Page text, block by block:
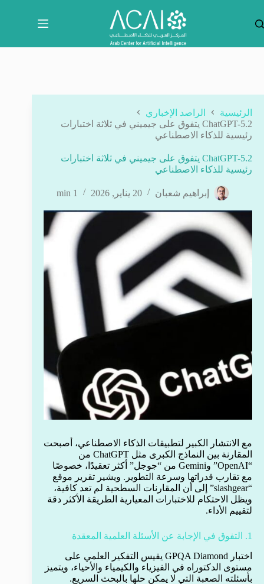
المحتوى
الرئيسية
الراصد الإخباري
ChatGPT-5.2 يتفوق على جيميني في ثلاثة اختبارات
رئيسية للذكاء الاصطناعي
ChatGPT-5.2 يتفوق على جيميني في ثلاثة اختبارات
رئيسية للذكاء الاصطناعي
إبراهيم شعبان 20 يناير, 2026 1 min
مع الانتشار الكبير لتطبيقات الذكاء الاصطناعي، أصبحت
المقارنة بين النماذج الكبرى مثل ChatGPT من
“OpenAI” وGemini من “جوجل” أكثر تعقيدًا، خصوصًا
مع تقارب قدراتها وسرعة التطوير. ويشير تقرير موقع
“slashgear” إلى أن المقارنات السطحية لم تعد كافية،
ويظل الاحتكام للاختبارات المعيارية الطريقة الأكثر دقة
لتقييم الأداء.
1. التفوق في الإجابة عن الأسئلة العلمية المعقدة
اختبار GPQA Diamond يقيس التفكير العلمي على
مستوى الدكتوراه في الفيزياء والكيمياء والأحياء، ويتميز
بأسئلته الصعبة التي لا يمكن حلها بالبحث السريع.